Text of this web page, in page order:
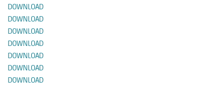
DOWNLOAD
DOWNLOAD
DOWNLOAD
DOWNLOAD
DOWNLOAD
DOWNLOAD
DOWNLOAD